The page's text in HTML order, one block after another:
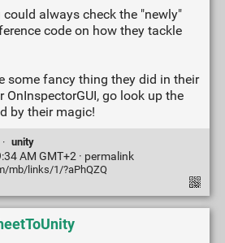
always check the "newly"
code on how they tackle
some fancy thing they did in their
OnInspectorGUI, go look up the
by their magic!
· unity
AM GMT+2 · permalink
mb/links/1/?aPhQZQ